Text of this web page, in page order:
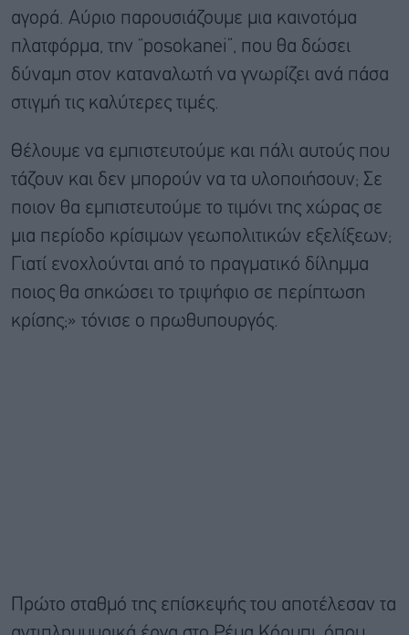
αγορά. Αύριο παρουσιάζουμε μια καινοτόμα
πλατφόρμα, την “posokanei”, που θα δώσει
δύναμη στον καταναλωτή να γνωρίζει ανά πάσα
στιγμή τις καλύτερες τιμές.
Θέλουμε να εμπιστευτούμε και πάλι αυτούς που
τάζουν και δεν μπορούν να τα υλοποιήσουν; Σε
ποιον θα εμπιστευτούμε το τιμόνι της χώρας σε
μια περίοδο κρίσιμων γεωπολιτικών εξελίξεων;
Γιατί ενοχλούνται από το πραγματικό δίλημμα
ποιος θα σηκώσει το τριψήφιο σε περίπτωση
κρίσης;» τόνισε ο πρωθυπουργός.
Πρώτο σταθμό της επίσκεψής του αποτέλεσαν τα